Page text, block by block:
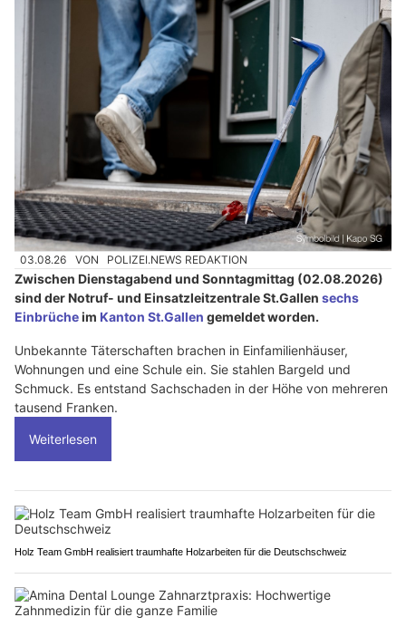
03.08.26 VON POLIZEI.NEWS REDAKTION
Zwischen Dienstagabend und Sonntagmittag (02.08.2026)
sind der Notruf- und Einsatzleitzentrale St.Gallen sechs
Einbrücheim Kanton St.Gallen gemeldet worden.
Unbekannte Täterschaften brachen in Einfamilienhäuser,
Wohnungen und eine Schule ein. Sie stahlen Bargeld und
Schmuck. Es entstand Sachschaden in der Höhe von mehreren
tausend Franken.
Weiterlesen
Holz Team GmbH realisiert traumhafte Holzarbeiten für die Deutschschweiz